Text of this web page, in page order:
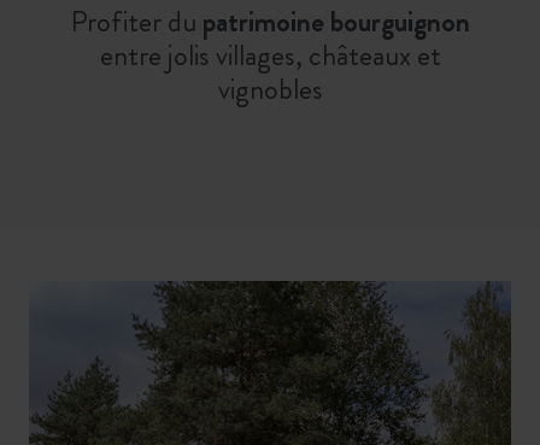
Profiter du patrimoine bourguignon
entre jolis villages, châteaux et
vignobles